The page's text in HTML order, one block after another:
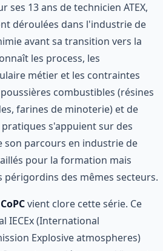
ses 13 ans de technicien ATEX,
déroulées dans l'industrie de
avant sa transition vers la
les process, les
métier et les contraintes
combustibles (résines
farines de minoterie) et de
s'appuient sur des
son parcours en industrie de
pour la formation mais
des mêmes secteurs.
vient clore cette série. Ce
IECEx (International
Explosive atmospheres)